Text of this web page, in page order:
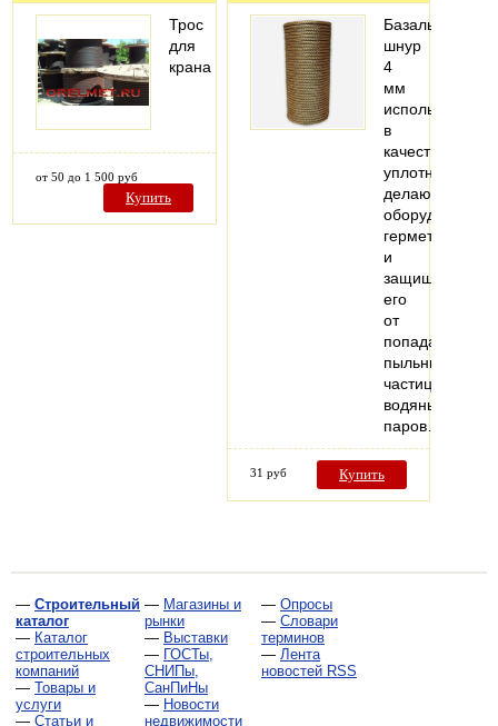
Трос
для
крана
от 50 до 1 500 руб
Купить
Базальтовый
шнур
4
мм
используется
в
качестве
уплотнителя,
делающий
оборудование
герметичным
и
защищающий
его
от
попадания
пыльных
частиц,
водяных
паров…
31 руб Купить
— Строительный
каталог
— Каталог
строительных
компаний
— Товары и
услуги
— Статьи и
— Магазины и
рынки
— Выставки
— ГОСТы,
СНИПы,
СанПиНы
— Новости
недвижимости
— Опросы
— Словари
терминов
— Лента
новостей RSS